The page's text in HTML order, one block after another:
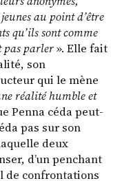
au point d’être
qu’ils sont comme
pas parler». Elle fait
son
qui le mène
réalité humble et
Penna céda peut-
pas sur son
deux
d’un penchant
de confrontations